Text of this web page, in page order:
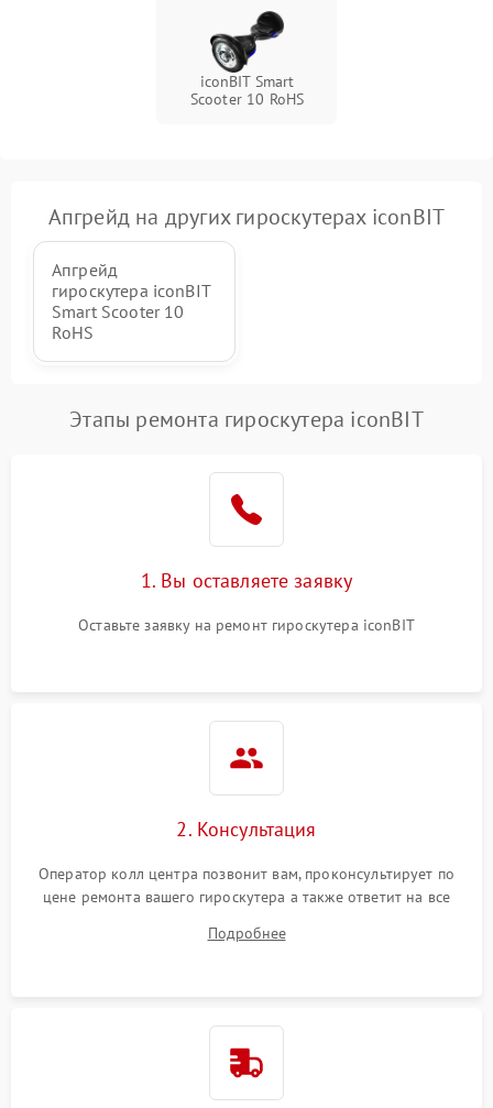
iconBIT Smart
Scooter 10 RoHS
Апгрейд на других гироскутерах iconBIT
Апгрейд
гироскутера iconBIT
Smart Scooter 10
RoHS
Этапы ремонта гироскутера iconBIT
1. Вы оставляете заявку
Оставьте заявку на ремонт гироскутера iconBIT
2. Консультация
Оператор колл центра позвонит вам, проконсультирует по
цене ремонта вашего гироскутера а также ответит на все
Подробнее